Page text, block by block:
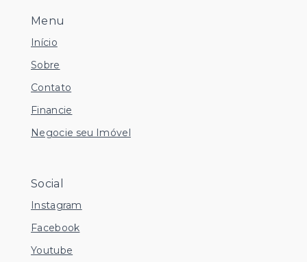
Menu
Início
Sobre
Contato
Financie
Negocie seu Imóvel
Social
Instagram
Facebook
Youtube